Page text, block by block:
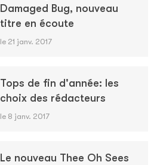
Damaged Bug, nouveau
titre en écoute
le 21 janv. 2017
Tops de fin d'année: les
choix des rédacteurs
le 8 janv. 2017
Le nouveau Thee Oh Sees